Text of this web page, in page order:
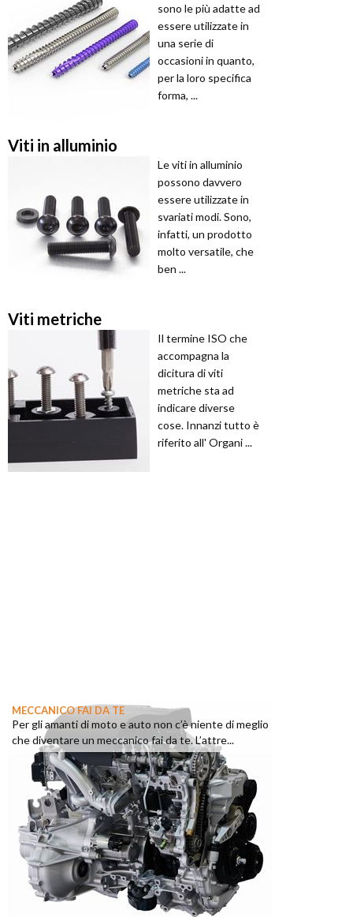
sono le più adatte ad
essere utilizzate in
una serie di
occasioni in quanto,
per la loro specifica
forma, ...
Viti in alluminio
Le viti in alluminio
possono davvero
essere utilizzate in
svariati modi. Sono,
infatti, un prodotto
molto versatile, che
ben ...
Viti metriche
Il termine ISO che
accompagna la
dicitura di viti
metriche sta ad
indicare diverse
cose. Innanzi tutto è
riferito all' Organi ...
MECCANICO FAI DA TE
Per gli amanti di moto e auto non c’è niente di meglio
che diventare un meccanico fai da te. L’attre...